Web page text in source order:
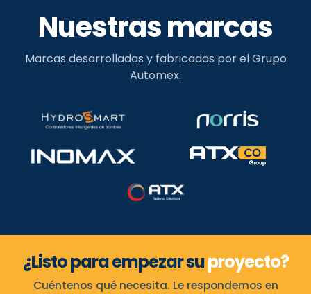
Nuestras marcas
Marcas desarrolladas y fabricadas por el Grupo
Automex.
¿Listo para empezar suproyecto?
Cuéntenos qué necesita. Le respondemos en